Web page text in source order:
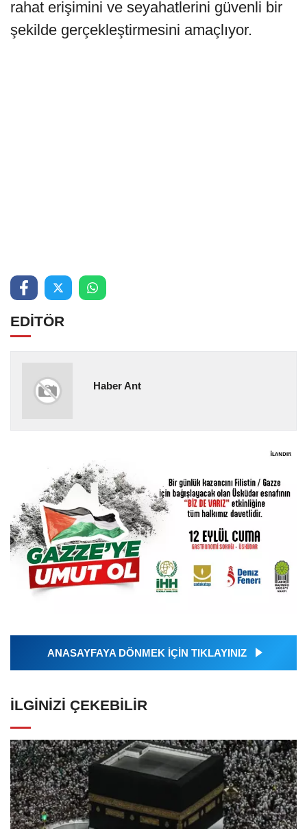
rahat erişimini ve seyahatlerini güvenli bir
şekilde gerçekleştirmesini amaçlıyor.
EDİTÖR
Haber Ant
ANASAYFAYA DÖNMEK İÇİN TIKLAYINIZ
İLGINIZI ÇEKEBILIR